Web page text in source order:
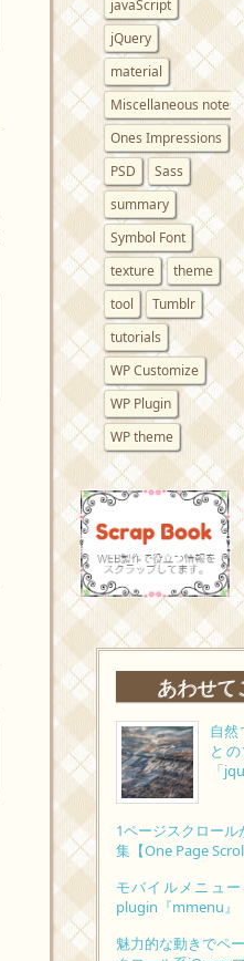
javaScript
jQuery
material
Miscellaneous notes
Ones Impressions
PSD
Sass
summary
Symbol Font
texture
theme
tool
Tumblr
tutorials
WP Customize
WP Plugin
WP theme
あわせて
自
と
「
1ページスクロー
集【One Page
モバイルメニュ
plugin『mmenu』
魅力的な動きでペ